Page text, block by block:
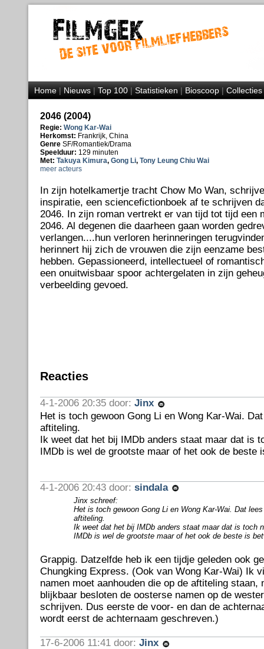
Home|Nieuws|Top 100|Statistieken|Bioscoop|Collecties
2046 (2004)
Regie: Wong Kar-Wai
Herkomst: Frankrijk, China
Genre SF/Romantiek/Drama
Speelduur: 129 minuten
Met: Takuya Kimura, Gong Li, Tony Leung Chiu Wai
meer acteurs
In zijn hotelkamertje tracht Chow Mo Wan,
inspiratie, een sciencefictionboek af te schrijven
2046. In zijn roman vertrekt er van tijd tot tijd een
2046. Al degenen die daarheen gaan worden
verlangen....hun verloren herinneringen
herinnert hij zich de vrouwen die zijn eenzame
hebben. Gepassioneerd, intellectueel of
een onuitwisbaar spoor achtergelaten in zijn
verbeelding gevoed.
Reacties
4-1-2006 20:35 door: Jinx
Het is toch gewoon Gong Li en Wong Kar-Wai.
aftiteling.
Ik weet dat het bij IMDb anders staat maar dat is
IMDb is wel de grootste maar of het ook de beste
4-1-2006 20:43 door: sindala
Jinx schreef:
Het is toch gewoon Gong Li en Wong Kar-Wai. Dat
aftiteling.
Ik weet dat het bij IMDb anders staat maar dat is toch
IMDb is wel de grootste maar of het ook de beste is
Grappig. Datzelfde heb ik een tijdje geleden ook
Chungking Express. (Ook van Wong Kar-Wai) Ik
namen moet aanhouden die op de aftiteling staan,
blijkbaar besloten de oosterse namen op de
schrijven. Dus eerste de voor- en dan de
wordt eerst de achternaam geschreven.)
17-6-2006 11:41 door: Jinx